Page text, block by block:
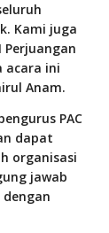
Kami juga
Perjuangan
acara ini
Anam.
PAC
dapat
organisasi
jawab